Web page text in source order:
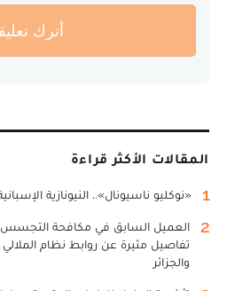
أترك
المقالات الأكثر قراءة
1 «نوكليو ناسيونال».. النيونازية
2
العميل السابق في مكافحة
تفاصيل مثيرة عن روابط نظام الملالي
والجزائر